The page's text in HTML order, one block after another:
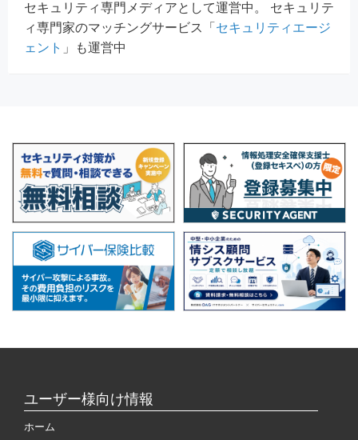
セキュリティ専門メディアとして運営中。 セキュリテ
ィ専門家のマッチングサービス「 セキュリティエージ
ェント 」も運営中
ユーザー様向け情報
ホーム